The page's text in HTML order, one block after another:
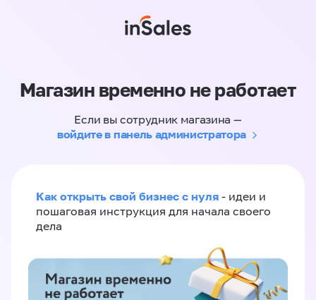
Магазин временно не работает
Если вы сотрудник магазина —
войдите в панель администратора
Как открыть свой бизнес с нуля - идеи и
пошаговая инструкция для начала своего
дела